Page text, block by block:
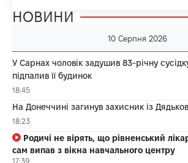
НОВИНИ
10 Серпня 2026
У Сарнах чоловік задушив 83-річну
підпалив її будинок
18:45
На Донеччині загинув захисник із
18:23
Родичі не вірять, що рівненський лікар
сам випав з вікна навчального центру
17:39